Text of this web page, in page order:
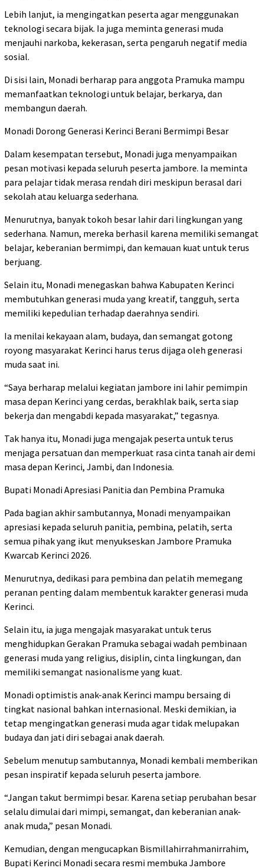
Lebih lanjut, ia mengingatkan peserta agar menggunakan
teknologi secara bijak. Ia juga meminta generasi muda
menjauhi narkoba, kekerasan, serta pengaruh negatif media
sosial.
Di sisi lain, Monadi berharap para anggota Pramuka mampu
memanfaatkan teknologi untuk belajar, berkarya, dan
membangun daerah.
Monadi Dorong Generasi Kerinci Berani Bermimpi Besar
Dalam kesempatan tersebut, Monadi juga menyampaikan
pesan motivasi kepada seluruh peserta jambore. Ia meminta
para pelajar tidak merasa rendah diri meskipun berasal dari
sekolah atau keluarga sederhana.
Menurutnya, banyak tokoh besar lahir dari lingkungan yang
sederhana. Namun, mereka berhasil karena memiliki semangat
belajar, keberanian bermimpi, dan kemauan kuat untuk terus
berjuang.
Selain itu, Monadi menegaskan bahwa Kabupaten Kerinci
membutuhkan generasi muda yang kreatif, tangguh, serta
memiliki kepedulian terhadap daerahnya sendiri.
Ia menilai kekayaan alam, budaya, dan semangat gotong
royong masyarakat Kerinci harus terus dijaga oleh generasi
muda saat ini.
“Saya berharap melalui kegiatan jambore ini lahir pemimpin
masa depan Kerinci yang cerdas, berakhlak baik, serta siap
bekerja dan mengabdi kepada masyarakat,” tegasnya.
Tak hanya itu, Monadi juga mengajak peserta untuk terus
menjaga persatuan dan memperkuat rasa cinta tanah air demi
masa depan Kerinci, Jambi, dan Indonesia.
Bupati Monadi Apresiasi Panitia dan Pembina Pramuka
Pada bagian akhir sambutannya, Monadi menyampaikan
apresiasi kepada seluruh panitia, pembina, pelatih, serta
semua pihak yang ikut menyukseskan Jambore Pramuka
Kwarcab Kerinci 2026.
Menurutnya, dedikasi para pembina dan pelatih memegang
peranan penting dalam membentuk karakter generasi muda
Kerinci.
Selain itu, ia juga mengajak masyarakat untuk terus
menghidupkan Gerakan Pramuka sebagai wadah pembinaan
generasi muda yang religius, disiplin, cinta lingkungan, dan
memiliki semangat nasionalisme yang kuat.
Monadi optimistis anak-anak Kerinci mampu bersaing di
tingkat nasional bahkan internasional. Meski demikian, ia
tetap mengingatkan generasi muda agar tidak melupakan
budaya dan jati diri sebagai anak daerah.
Sebelum menutup sambutannya, Monadi kembali memberikan
pesan inspiratif kepada seluruh peserta jambore.
“Jangan takut bermimpi besar. Karena setiap perubahan besar
selalu dimulai dari mimpi, semangat, dan keberanian anak-
anak muda,” pesan Monadi.
Kemudian, dengan mengucapkan Bismillahirrahmanirrahim,
Bupati Kerinci Monadi secara resmi membuka Jambore